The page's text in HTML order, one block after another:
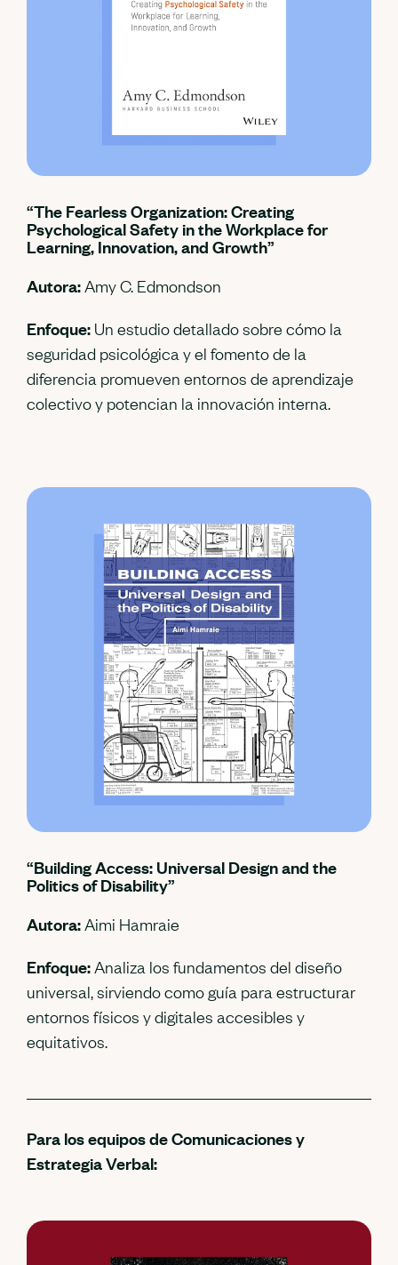
“The Fearless Organization: Creating
Psychological Safety in the Workplace for
Learning, Innovation, and Growth”
Autora:Amy C. Edmondson
Enfoque: Un estudio detallado sobre cómo la
seguridad psicológica y el fomento de la
diferencia promueven entornos de aprendizaje
colectivo y potencian la innovación interna.
“Building Access: Universal Design and the
Politics of Disability”
Autora:Aimi Hamraie
Enfoque:Analiza los fundamentos del diseño
universal, sirviendo como guía para estructurar
entornos físicos y digitales accesibles y
equitativos.
Para los equipos de Comunicaciones y
Estrategia Verbal: